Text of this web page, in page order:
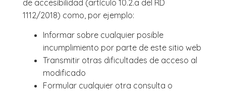
de accesibilidad (artículo 10.2.a del RD
1112/2018) como, por ejemplo:
Informar sobre cualquier posible
incumplimiento por parte de este sitio web
Transmitir otras dificultades de acceso al
modificado
Formular cualquier otra consulta o